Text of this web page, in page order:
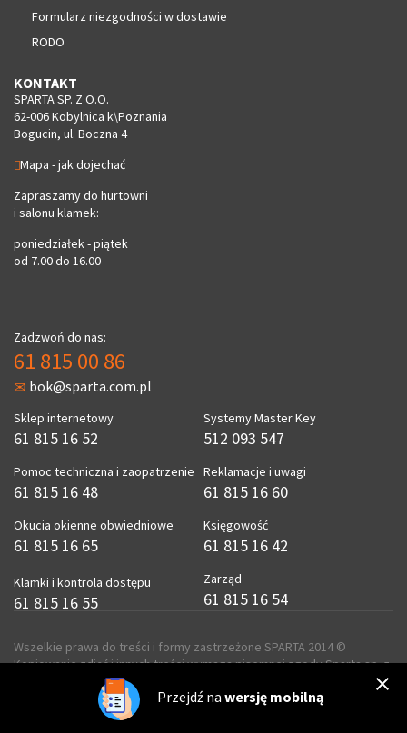
Formularz niezgodności w dostawie
RODO
KONTAKT
SPARTA SP. Z O.O.
62-006 Kobylnica k\Poznania
Bogucin, ul. Boczna 4
Mapa - jak dojechać
Zapraszamy do hurtowni
i salonu klamek:
poniedziałek - piątek
od 7.00 do 16.00
Zadzwoń do nas:
61 815 00 86
bok@sparta.com.pl
Sklep internetowy
61 815 16 52
Pomoc techniczna i zaopatrzenie
61 815 16 48
Okucia okienne obwiedniowe
61 815 16 65
Klamki i kontrola dostępu
61 815 16 55
Systemy Master Key
512 093 547
Reklamacje i uwagi
61 815 16 60
Księgowość
61 815 16 42
Zarząd
61 815 16 54
Wszelkie prawa do treści i formy zastrzeżone SPARTA 2014 ©
Kopiowanie zdjęć i innych treści wymaga pisemnej zgody Sparta sp. z
realizacja
Przejdź na wersję mobilną